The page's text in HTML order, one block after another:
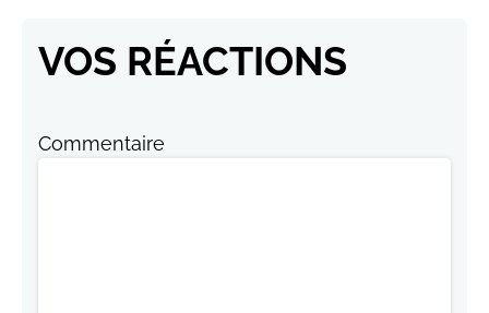
VOS RÉACTIONS
Commentaire